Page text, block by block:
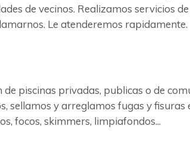
de vecinos. Realizamos servicios
Le atenderemos rapidamente.
piscinas privadas, publicas o de
sellamos y arreglamos fugas y fisuras
focos, skimmers, limpiafondos...